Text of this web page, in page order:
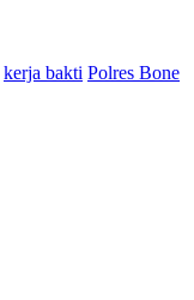
kerja bakti Polres Bone